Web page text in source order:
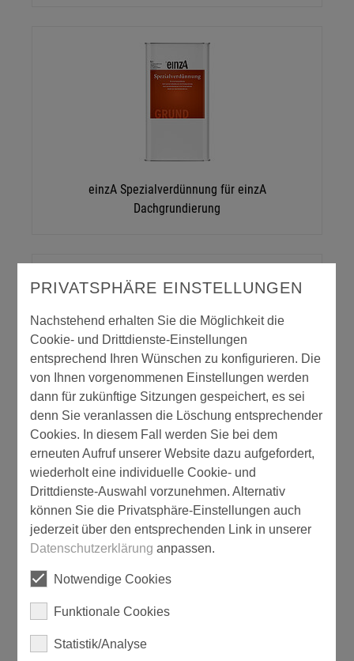
einzA Spezialverdünnung für einzA
Dachgrundierung
einzA Stellmittel
PRIVATSPHÄRE EINSTELLUNGEN
Nachstehend erhalten Sie die Möglichkeit die
Cookie- und Drittdienste-Einstellungen
entsprechend Ihren Wünschen zu konfigurieren. Die
von Ihnen vorgenommenen Einstellungen werden
dann für zukünftige Sitzungen gespeichert, es sei
denn Sie veranlassen die Löschung entsprechender
Cookies. In diesem Fall werden Sie bei dem
erneuten Aufruf unserer Website dazu aufgefordert,
wiederholt eine individuelle Cookie- und
Drittdienste-Auswahl vorzunehmen. Alternativ
können Sie die Privatsphäre-Einstellungen auch
jederzeit über den entsprechenden Link in unserer
Datenschutzerklärung anpassen.
Notwendige Cookies
Funktionale Cookies
Statistik/Analyse